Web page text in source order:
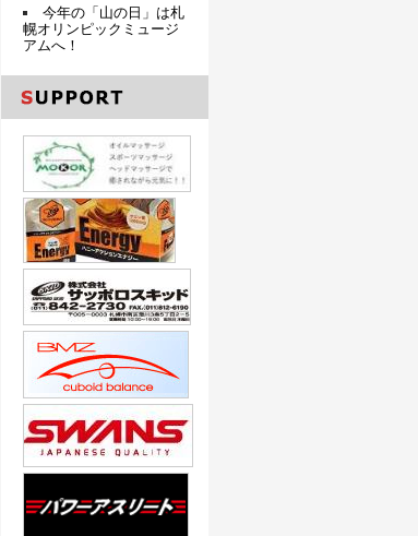
今年の「山の日」は札
幌オリンピックミュージ
アムへ！